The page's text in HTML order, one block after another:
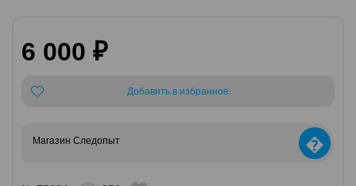
6 000 ₽
Добавить в избранное
Магазин Следопыт �